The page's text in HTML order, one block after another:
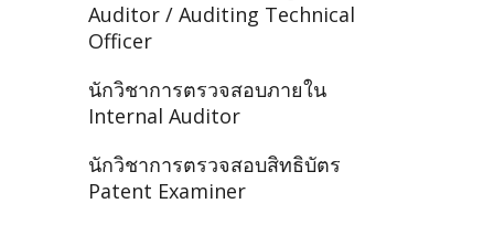
Auditor / Auditing Technical
Officer
นักวิชาการตรวจสอบภายใน
Internal Auditor
นักวิชาการตรวจสอบสิทธิบัตร
Patent Examiner